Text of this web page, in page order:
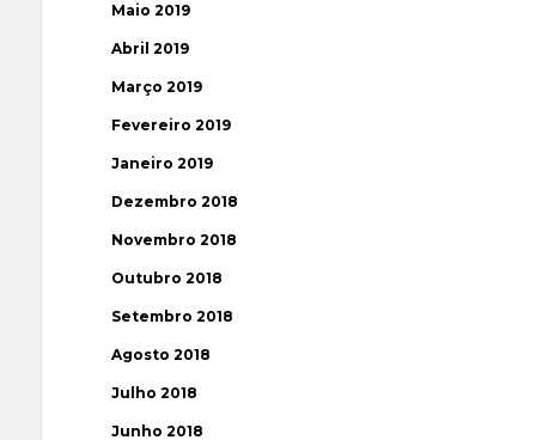
Maio 2019
Abril 2019
Março 2019
Fevereiro 2019
Janeiro 2019
Dezembro 2018
Novembro 2018
Outubro 2018
Setembro 2018
Agosto 2018
Julho 2018
Junho 2018